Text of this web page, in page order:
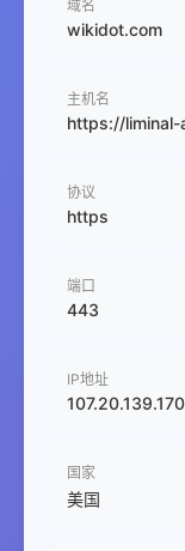
域名
wikidot.com
主机名
https://
协议
https
端口
443
IP地址
107.20.139.170
国家
美国